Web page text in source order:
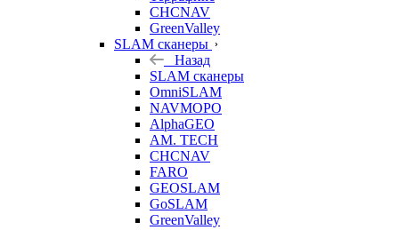
CHCNAV
GreenValley
SLAM сканеры
Назад
SLAM сканеры
OmniSLAM
NAVMOPO
AlphaGEO
AM. TECH
CHCNAV
FARO
GEOSLAM
GoSLAM
GreenValley